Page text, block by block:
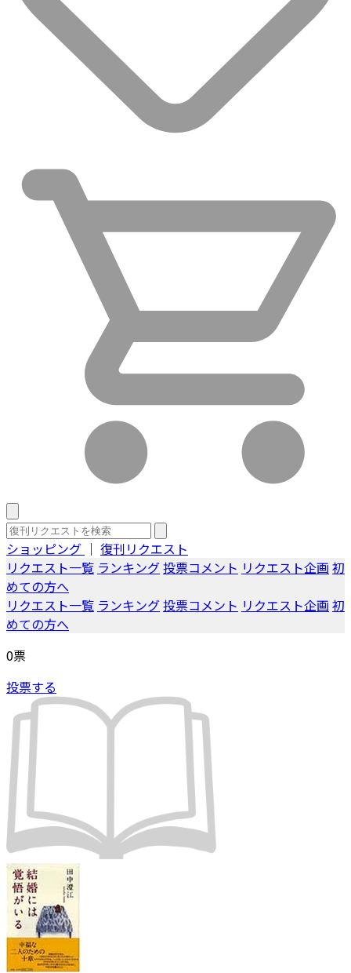
ショッピング ｜ 復刊リクエスト
リクエスト一覧 ランキング投票コメント リクエスト企画 初
めての方へ
リクエスト一覧 ランキング投票コメント リクエスト企画 初
めての方へ
0票
投票する